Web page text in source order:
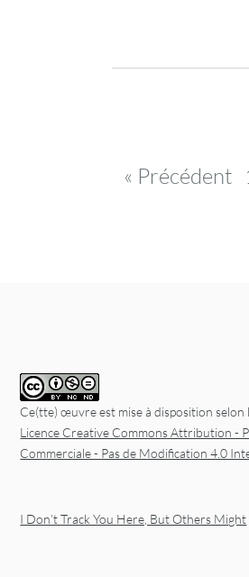
« Précédent
Ce(tte) œuvre est mise à disposition selon
Licence Creative Commons Attribution -
Commerciale - Pas de Modification 4.0
I Don’t Track You Here, But Others Might